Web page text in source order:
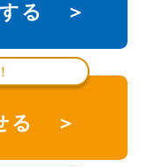
する ＞
る ＞